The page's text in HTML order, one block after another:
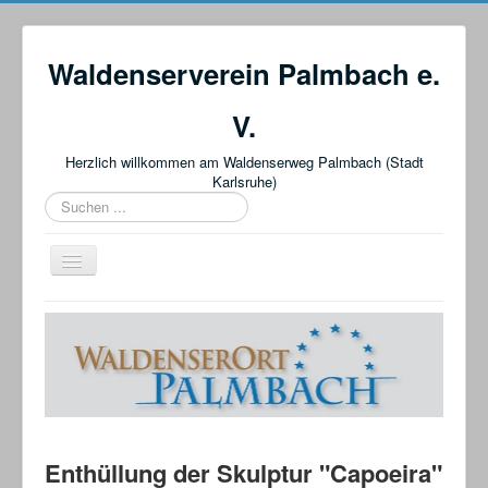
Waldenserverein Palmbach e.
V.
Herzlich willkommen am Waldenserweg Palmbach (Stadt
Karlsruhe)
Suchbox
Navigation
an/aus
Startseite
Der Verein
Der Waldenserweg
Enthüllung der Skulptur "Capoeira"